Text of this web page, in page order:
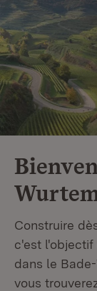
Construire
c'est l'objectif
dans le
vous